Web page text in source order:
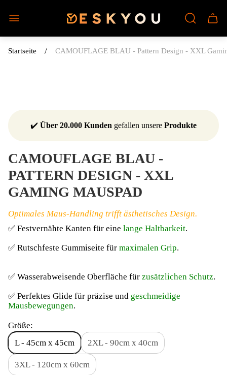
Laden-
Logo"
Startseite / CAMOUFLAGE BLAU - Pattern Design - XXL
✔️ Über 20.000 Kunden gefallen unsere Produkte
CAMOUFLAGE BLAU -
PATTERN DESIGN - XXL
GAMING MAUSPAD
Optimales Maus-Handling trifft ästhetisches Design.
✅ Festvernähte Kanten für eine lange Haltbarkeit.
✅ Rutschfeste Gummiseite für maximalen Grip.
✅ Wasserabweisende Oberfläche für zusätzlichen Schutz.
✅ Perfektes Glide für präzise und geschmeidige
Mausbewegungen.
Größe:
L - 45cm x 45cm
2XL - 90cm x 40cm
3XL - 120cm x 60cm